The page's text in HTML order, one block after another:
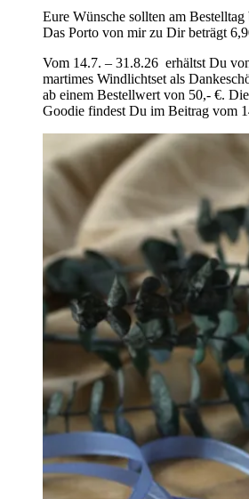
Eure Wünsche sollten am
Das Porto von mir zu Dir beträgt
Vom 14.7. – 31.8.26 erhältst Du
martimes Windlichtset als
ab einem Bestellwert von 50,- €.
Goodie findest Du im Beitrag vom